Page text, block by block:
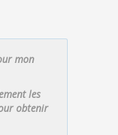
mon
les
obtenir